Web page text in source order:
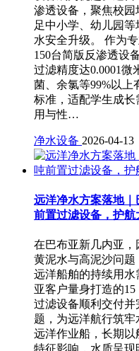
渗透设备，聚焦校
足中小学、幼儿园
水安全升级。 作为
150台简版反渗透设
过滤精度达0.0001微
菌、余氯等99%以上
标准，适配学生成
用与性…
净水设备 2026-04-13
远洋净水方案落地｜
前置过滤设备，护航
在巴布亚新几内亚
黄泥水与高泥沙问
远洋船舶的持续用
亚客户量身打造的
过滤设备顺利交付
题，为远洋航行筑
远洋作业船，长期
特征影响，水质呈